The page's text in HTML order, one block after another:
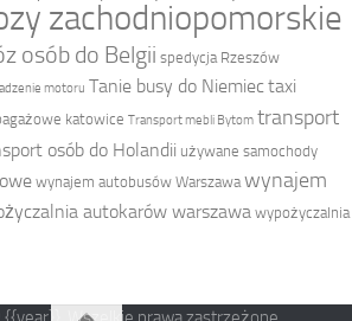
zachodniopomorskie
osób do Belgii spedycja Rzeszów
motoru Tanie busy do Niemiectaxi
katowice Transport mebli Bytom transport
osób do Holandii używane samochody
wynajem autobusów Warszawa wynajem
autokarów warszawa wypożyczalnia